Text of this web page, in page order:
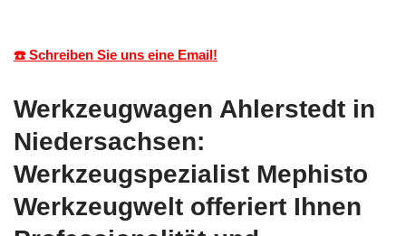
☎️ Schreiben Sie uns eine Email!
Werkzeugwagen Ahlerstedt in
Niedersachsen:
Werkzeugspezialist Mephisto
Werkzeugwelt offeriert Ihnen